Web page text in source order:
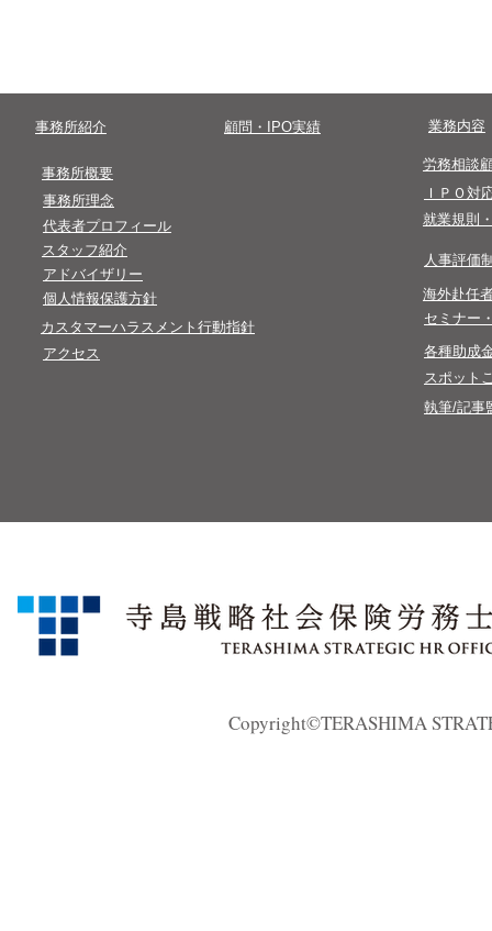
受付時間終了後のお問い合わせは翌営業
​事務所紹介 ​顧問・IPO実績
​事務所概要
事務所理念
代表者プロフィール
​スタッフ紹介
​アドバイザリー
​個人情報保護方針​
カスタマーハラスメント行動指針
アクセス
​業務内容
労務相談
ＩＰＯ対
就業規則
人事評価
海外赴任
セミナー
各種助成
スポット
執筆/記事
Copyright©TERASHIMA